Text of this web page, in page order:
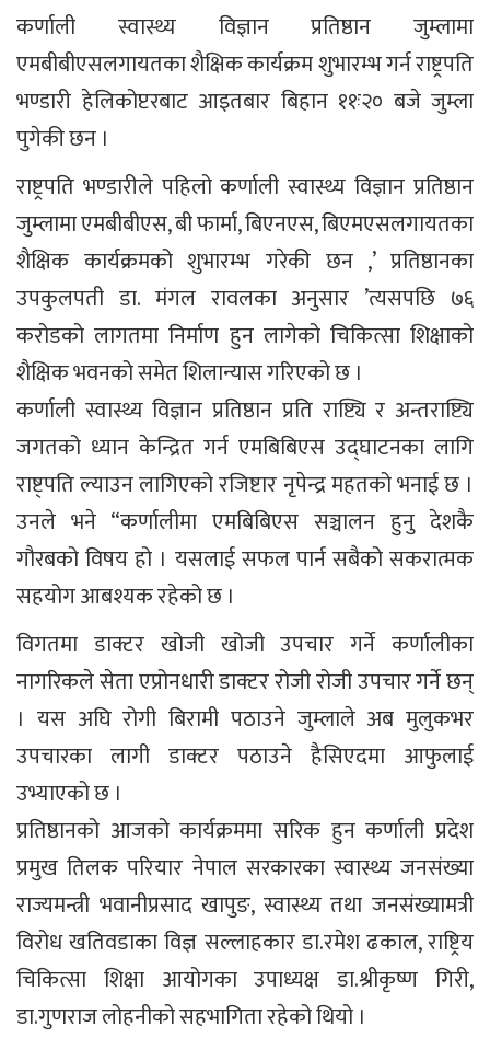
कर्णाली स्वास्थ्य विज्ञान प्रतिष्ठान जुम्लामा
एमबीबीएसलगायतका शैक्षिक कार्यक्रम शुभारम्भ गर्न राष्ट्रपति
भण्डारी हेलिकोप्टरबाट आइतबार बिहान ११ः२० बजे जुम्ला
पुगेकी छन ।
राष्ट्रपति भण्डारीले पहिलो कर्णाली स्वास्थ्य विज्ञान प्रतिष्ठान
जुम्लामा एमबीबीएस, बी फार्मा, बिएनएस, बिएमएसलगायतका
शैक्षिक कार्यक्रमको शुभारम्भ गरेकी छन ,’ प्रतिष्ठानका
उपकुलपती डा. मंगल रावलका अनुसार ’त्यसपछि ७६
करोडको लागतमा निर्माण हुन लागेको चिकित्सा शिक्षाको
शैक्षिक भवनको समेत शिलान्यास गरिएको छ ।
कर्णाली स्वास्थ्य विज्ञान प्रतिष्ठान प्रति राष्ट्यि र अन्तराष्ट्यि
जगतको ध्यान केन्द्रित गर्न एमबिबिएस उद्घाटनका लागि
राष्ट्पति ल्याउन लागिएको रजिष्टार नृपेन्द्र महतको भनाई छ ।
उनले भने “कर्णालीमा एमबिबिएस सञ्चालन हुनु देशकै
गौरबको विषय हो । यसलाई सफल पार्न सबैको सकरात्मक
सहयोग आबश्यक रहेको छ ।
विगतमा डाक्टर खोजी खोजी उपचार गर्ने कर्णालीका
नागरिकले सेता एप्रोनधारी डाक्टर रोजी रोजी उपचार गर्ने छन्
। यस अघि रोगी बिरामी पठाउने जुम्लाले अब मुलुकभर
उपचारका लागी डाक्टर पठाउने हैसिएदमा आफुलाई
उभ्याएको छ ।
प्रतिष्ठानको आजको कार्यक्रममा सरिक हुन कर्णाली प्रदेश
प्रमुख तिलक परियार नेपाल सरकारका स्वास्थ्य जनसंख्या
राज्यमन्त्री भवानीप्रसाद खापुङ, स्वास्थ्य तथा जनसंख्यामत्री
विरोध खतिवडाका विज्ञ सल्लाहकार डा.रमेश ढकाल, राष्ट्रिय
चिकित्सा शिक्षा आयोगका उपाध्यक्ष डा.श्रीकृष्ण गिरी,
डा.गुणराज लोहनीको सहभागिता रहेको थियो ।